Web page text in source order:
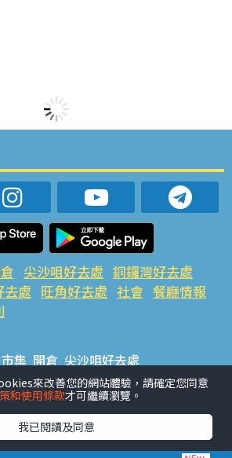
尖沙咀好去處 銅鑼灣好去處
去處 旺角好去處 社會 餐廳情報
市集 開倉 尖沙咀好去處
去處 荃灣好去處 旺角好去處 社會
活動推介 #美食社群熱話
來改善您的網站體驗，請確定您同意
和使用條款才可繼續瀏覽。
我已閱讀及同意